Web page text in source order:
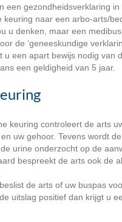
een gezondheidsverklaring
keuring naar een arbo-arts/
u denken, maar een
de ‘geneeskundige
u een apart bewijs nodig van
een geldigheid van 5 jaar.
keuring controleert de arts
uw gehoor. Tevens wordt
urine onderzocht op de
bespreekt de arts ook de
de arts of uw buspas
uitslag positief dan krijgt u